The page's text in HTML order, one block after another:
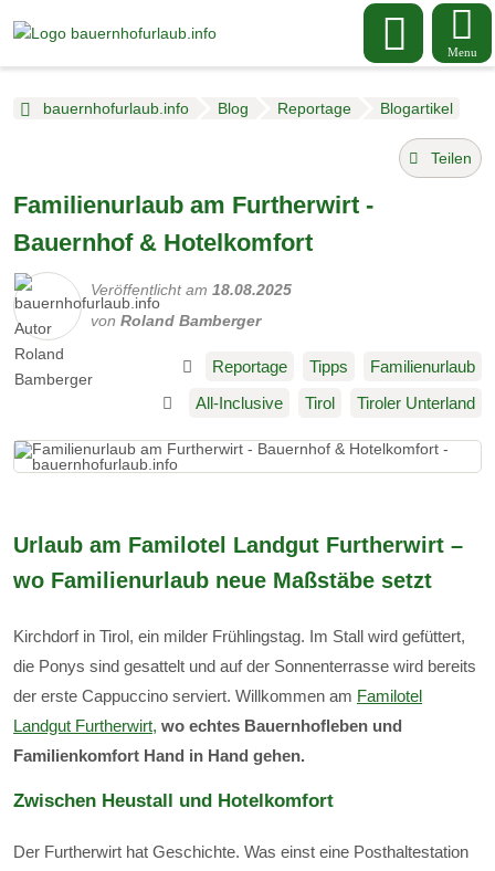
Menu
bauernhofurlaub.info Blog Reportage Blogartikel
Teilen
Familienurlaub am Furtherwirt -
Bauernhof & Hotelkomfort
Veröffentlicht am 18.08.2025
von Roland Bamberger
Reportage Tipps
Familienurlaub
All-Inclusive
Tirol Tiroler Unterland
Urlaub am Familotel Landgut Furtherwirt –
wo Familienurlaub neue Maßstäbe setzt
Kirchdorf in Tirol, ein milder Frühlingstag. Im Stall wird gefüttert,
die Ponys sind gesattelt und auf der Sonnenterrasse wird bereits
der erste Cappuccino serviert. Willkommen am Familotel
Landgut Furtherwirt, wo echtes Bauernhofleben und
Familienkomfort Hand in Hand gehen.
Zwischen Heustall und Hotelkomfort
Der Furtherwirt hat Geschichte. Was einst eine Posthaltestation